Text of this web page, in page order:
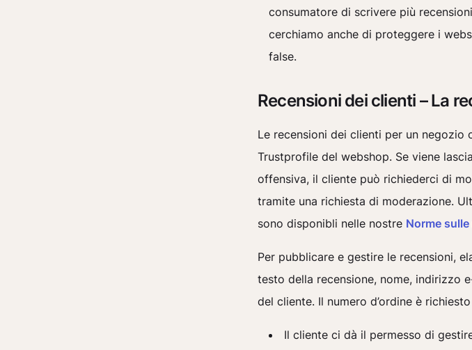
consumatore di scrivere più
cerchiamo anche di proteggere i
false.
Recensioni dei clienti – La
Le recensioni dei clienti per un negozio
Trustprofile del webshop. Se viene
offensiva, il cliente può richiederci di
tramite una richiesta di moderazione.
sono disponibli nelle nostre Norme
Per pubblicare e gestire le recensioni,
testo della recensione, nome, indirizzo
del cliente. Il numero d’ordine è
Il cliente ci dà il permesso di